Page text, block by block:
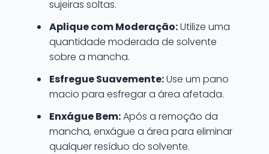
sujeiras soltas.
Aplique com Moderação:Utilize uma
quantidade moderada de solvente
sobre a mancha.
Esfregue Suavemente:Use um pano
macio para esfregar a área afetada.
Enxágue Bem:Após a remoção da
mancha, enxágue a área para eliminar
qualquer resíduo do solvente.